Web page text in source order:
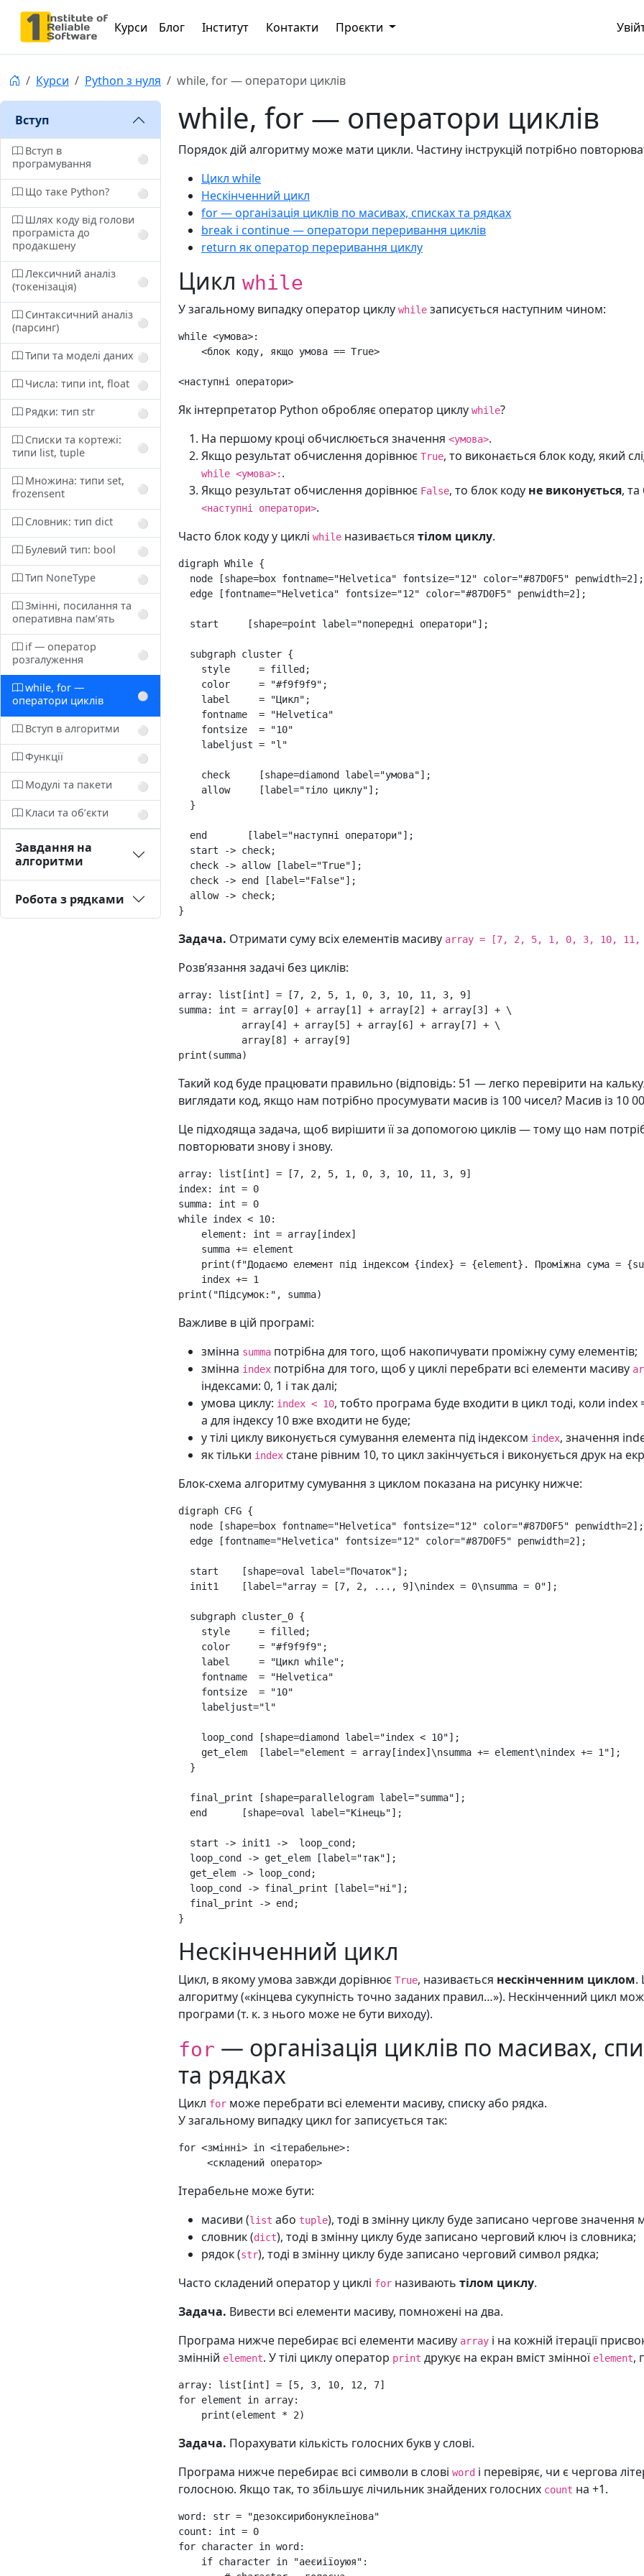
Курси Блог Інститут Контакти Проєкти
Курси Python з нуля while, for — оператори циклів
Вступ
Вступ в
програмування
⚪️
Що таке Python? ⚪️
Шлях коду від голови
програміста до
продакшену
⚪️
Лексичний аналіз
(токенізація)
⚪️
Синтаксичний аналіз
(парсинг)
⚪️
Типи та моделі даних ⚪️
Числа: типи int, float ⚪️
Рядки: тип str ⚪️
Списки та кортежі:
типи list, tuple
⚪️
Множина: типи set,
frozensent
⚪️
Словник: тип dict ⚪️
Булевий тип: bool ⚪️
Тип NoneType ⚪️
Змінні, посилання та
оперативна памʼять
⚪️
if — оператор
розгалуження
⚪️
while, for —
оператори циклів
⚪️
Вступ в алгоритми ⚪️
Функції ⚪️
Модулі та пакети ⚪️
Класи та обʼєкти ⚪️
Завдання на
алгоритми
Робота з рядками
while, for — оператори циклів
Порядок дій алгоритму може мати цикли. Частину інструкцій потрібно
Цикл while
Нескінченний цикл
for — організація циклів по масивах, списках та рядках
break і continue — оператори переривання циклів
return як оператор переривання циклу
Цикл while
У загальному випадку оператор циклу while записується наступним чином:
while <умова>
<блок коду, якщо умова == True>
<наступні оператори>
Як інтерпретатор Python обробляє оператор циклу while?
На першому кроці обчислюється значення <умова>.
Якщо результат обчислення дорівнює True, то виконається блок коду, який
while <умова>: .
Якщо результат обчислення дорівнює False, то блок коду не виконується, та
<наступні оператори>.
Часто блок коду у циклі while називається тілом циклу.
digraph While {
node
[shape=box fontname="Helvetica" fontsize="12" color="#87D0F5" penwidth=2];
edge
[fontname="Helvetica" fontsize="12" color="#87D0F5" penwidth=2];
start [shape=point label="попередні оператори"];
subgraph cluster {
style
= filled ;
color
= "#f9f9f9" ;
label
= "Цикл" ;
fontname
=
"Helvetica"
fontsize
=
"10"
labeljust = "l"
check [shape=diamond label="умова"];
allow
[label="тіло циклу"];
}
end [label="наступні оператори"];
start
-> check;
check
-> allow [label="True"];
check
-> end [label="False"];
allow
-> check;
}
Задача. Отримати суму всіх елементів масиву array = [7, 2, 5, 1, 0, 3, 10, 11,
Розвʼязання задачі без циклів:
array: list [int] = [7, 2 , 5, 1 , 0, 3, 10, 11 , 3, 9]
summa: int = array [0] + array [1 ] + array [2] + array [3] + \
array [4] + array [5] + array [6] + array [7] + \
array [8] + array [9]
print (summa)
Такий код буде працювати правильно (відповідь: 51 — легко перевірити на
виглядати код, якщо нам потрібно просумувати масив із 100 чисел? Масив із 10
Це підходяща задача, щоб вирішити її за допомогою циклів — тому що нам
повторювати знову і знову.
array: list [int] = [7, 2 , 5, 1 , 0, 3, 10, 11 , 3, 9]
index: int = 0
summa: int = 0
while index < 10:
element : int = array [index]
summa += element
print (f"Додаємо елемент під індексом {index} = {element} . Проміжна сума = {
index += 1
print ( "Підсумок:" , summa)
Важливе в цій програмі:
змінна summa потрібна для того, щоб накопичувати проміжну суму елементів;
змінна index потрібна для того, щоб у циклі перебрати всі елементи масиву
індексами: 0, 1 і так далі;
умова циклу: index < 10, тобто програма буде входити в цикл тоді, коли
а для індексу 10 вже входити не буде;
у тілі циклу виконується сумування елемента під індексом index, значення
як тільки index стане рівним 10, то цикл закінчується і виконується друк на
Блок-схема алгоритму сумування з циклом показана на рисунку нижче:
digraph CFG {
node
[shape=box fontname="Helvetica" fontsize="12" color="#87D0F5" penwidth=2];
edge
[fontname="Helvetica" fontsize="12" color="#87D0F5" penwidth=2];
start [shape=oval label="Початок"];
init1
[label="array = [7, 2, ..., 9]\nindex = 0\nsumma = 0"];
subgraph cluster_0 {
style
= filled ;
color
= "#f9f9f9" ;
label
= "Цикл while" ;
fontname
=
"Helvetica"
fontsize
=
"10"
labeljust="l"
loop_cond [shape=diamond label="index < 10"];
get_elem
[label="element = array[index]\nsumma += element\nindex += 1"];
}
final_print [shape=parallelogram label="summa"];
end
[shape=oval label="Кінець"];
start -> init1 -> loop_cond ;
loop_cond
-> get_elem [label="так"];
get_elem
-> loop_cond ;
loop_cond
-> final_print [label="ні"];
final_print
-> end ;
}
Нескінченний цикл
Цикл, в якому умова завжди дорівнює True, називається нескінченним циклом.
алгоритму («кінцева сукупність точно заданих правил…»). Нескінченний цикл
програми (т. к. з нього може не бути виходу).
for — організація циклів по масивах,
та рядках
Цикл for може перебрати всі елементи масиву, списку або рядка.
У загальному випадку цикл for записується так:
for <змінні> in <ітерабельне>
<складений оператор>
Ітерабельне може бути:
масиви (list або tuple), тоді в змінну циклу буде записано чергове значення
словник (dict), тоді в змінну циклу буде записано черговий ключ із словника;
рядок (str), тоді в змінну циклу буде записано черговий символ рядка;
Часто складений оператор у циклі for називають тілом циклу.
Задача. Вивести всі елементи масиву, помножені на два.
Програма нижче перебирає всі елементи масиву array і на кожній ітерації
змінній element. У тілі циклу оператор print друкує на екран вміст змінної element,
array: list [int] = [5, 3, 10, 12 , 7]
for element in array:
print (element * 2)
Задача. Порахувати кількість голосних букв у слові.
Програма нижче перебирає всі символи в слові word і перевіряє, чи є чергова
голосною. Якщо так, то збільшує лічильник знайдених голосних count на +1.
word : str =
"дезоксирибонуклеїнова"
count : int = 0
for character in word :
if character in "аеєиіїоуюя" :